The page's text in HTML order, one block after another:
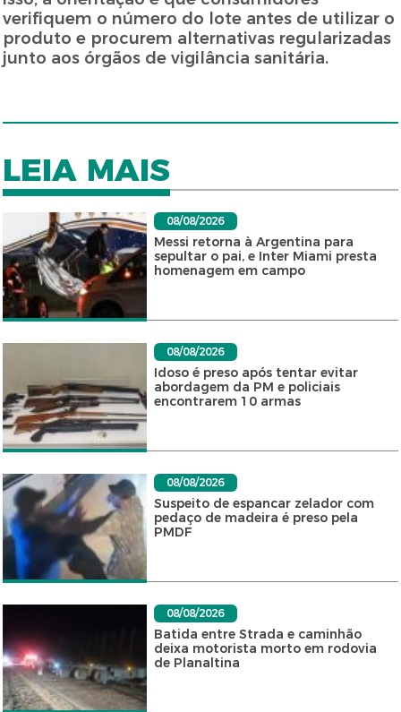
verifiquem o número do lote antes de utilizar o
produto e procurem alternativas regularizadas
junto aos órgãos de vigilância sanitária.
LEIA MAIS
08/08/2026
Messi retorna à Argentina para
sepultar o pai, e Inter Miami presta
homenagem em campo
08/08/2026
Idoso é preso após tentar evitar
abordagem da PM e policiais
encontrarem 10 armas
08/08/2026
Suspeito de espancar zelador com
pedaço de madeira é preso pela
PMDF
08/08/2026
Batida entre Strada e caminhão
deixa motorista morto em rodovia
de Planaltina